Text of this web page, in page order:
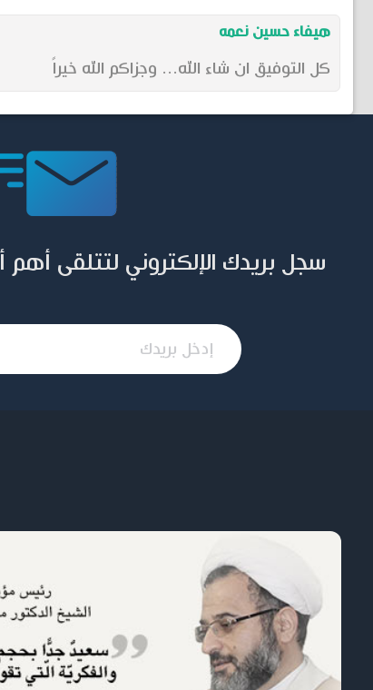
هيفاء حسين نعمه
كل التوفيق ان شاء الله... وجزاكم الله خيراً
سجل بريدك الإلكتروني لتتلقى أهم